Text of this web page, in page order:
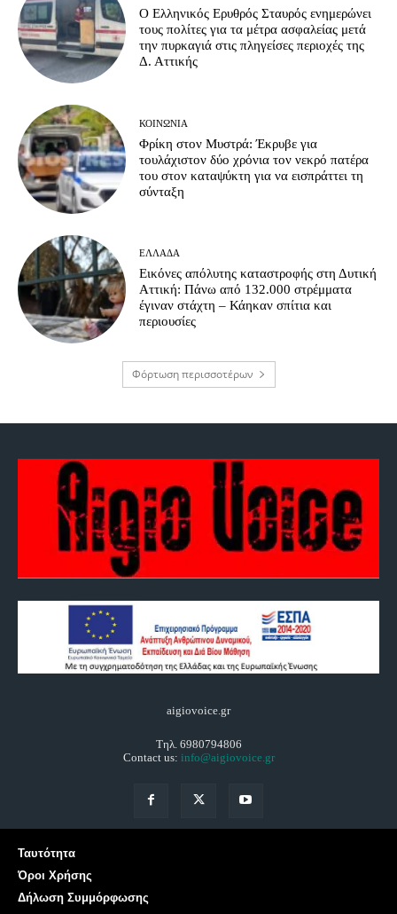
Ο Ελληνικός Ερυθρός Σταυρός ενημερώνει
τους πολίτες για τα μέτρα ασφαλείας μετά
την πυρκαγιά στις πληγείσες περιοχές της
Δ. Αττικής
ΚΟΙΝΩΝΊΑ
Φρίκη στον Μυστρά: Έκρυβε για
τουλάχιστον δύο χρόνια τον νεκρό πατέρα
του στον καταψύκτη για να εισπράττει τη
σύνταξη
ΕΛΛΆΔΑ
Εικόνες απόλυτης καταστροφής στη Δυτική
Αττική: Πάνω από 132.000 στρέμματα
έγιναν στάχτη – Κάηκαν σπίτια και
περιουσίες
Φόρτωση περισσοτέρων
aigiovoice.gr
Τηλ. 6980794806
Contact us: info@aigiovoice.gr
Ταυτότητα
Όροι Χρήσης
Δήλωση Συμμόρφωσης